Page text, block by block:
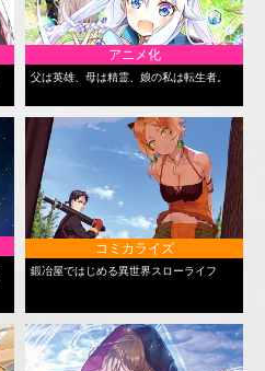
アニメ化
父は英雄、母は精霊、娘の私は転生者。
コミカライズ
鍛冶屋ではじめる異世界スローライフ